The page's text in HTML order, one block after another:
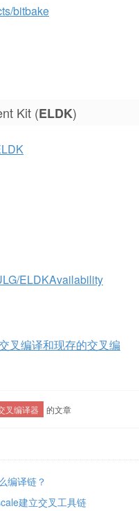
bitbake
Kit (ELDK)
ELDKAvailability
叉编译和现存的交叉编
叉编译器 的文章
编译链？
建立交叉工具链